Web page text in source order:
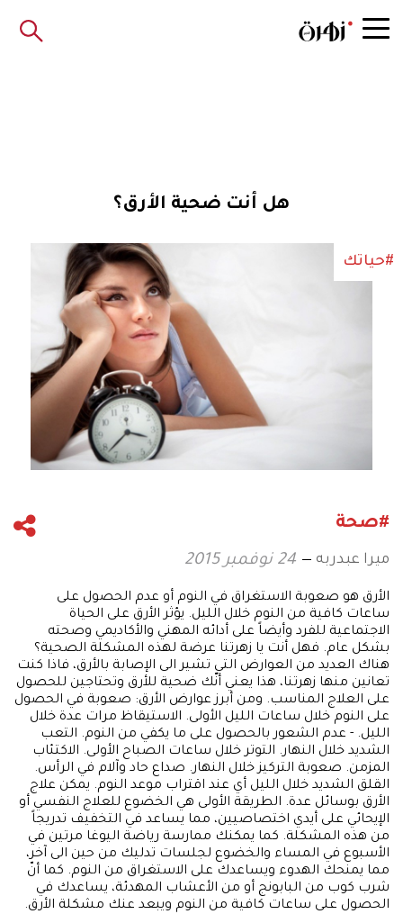
هل أنت ضحية الأرق؟
#حياتك
#صحة
ميرا عبدربه 24 نوفمبر 2015
الأرق هو صعوبة الاستغراق في النوم أو عدم الحصول على
ساعات كافية من النوم خلال الليل. يؤثر الأرق على الحياة
الاجتماعية للفرد وأيضاً على أدائه المهني والأكاديمي وصحته
بشكل عام. فهل أنت يا زهرتنا عرضة لهذه المشكلة الصحية؟
هناك العديد من العوارض التي تشير الى الإصابة بالأرق، فاذا كنت
تعانين منها زهرتنا، هذا يعني أنّك ضحية للأرق وتحتاجين للحصول
على العلاج المناسب. ومن أبرز عوارض الأرق: صعوبة في الحصول
على النوم خلال ساعات الليل الأولى. الاستيقاظ مرات عدة خلال
الليل. - عدم الشعور بالحصول على ما يكفي من النوم. التعب
الشديد خلال النهار. التوتر خلال ساعات الصباح الأولى. الاكتئاب
المزمن. صعوبة التركيز خلال النهار. صداع حاد وآلام في الرأس.
القلق الشديد خلال الليل أي عند اقتراب موعد النوم. يمكن علاج
الأرق بوسائل عدة. الطريقة الأولى هي الخضوع للعلاج النفسي أو
الإيحائي على أيدي اختصاصيين، مما يساعد في التخفيف تدريجاً
من هذه المشكلة. كما يمكنك ممارسة رياضة اليوغا مرتين في
الأسبوع في المساء والخضوع لجلسات تدليك من حين الى آخر،
مما يمنحك الهدوء ويساعدك على الاستغراق من النوم. كما أنّ
شرب كوب من البابونج أو من الأعشاب المهدئة، يساعدك في
الحصول على ساعات كافية من النوم ويبعد عنك مشكلة الأرق.